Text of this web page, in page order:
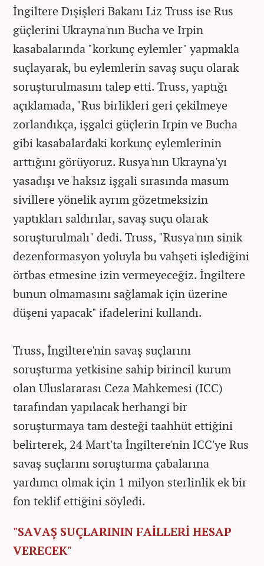
İngiltere Dışişleri Bakanı Liz Truss ise Rus
güçlerini Ukrayna'nın Bucha ve Irpin
kasabalarında "korkunç eylemler" yapmakla
suçlayarak, bu eylemlerin savaş suçu olarak
soruşturulmasını talep etti. Truss, yaptığı
açıklamada, "Rus birlikleri geri çekilmeye
zorlandıkça, işgalci güçlerin Irpin ve Bucha
gibi kasabalardaki korkunç eylemlerinin
arttığını görüyoruz. Rusya'nın Ukrayna'yı
yasadışı ve haksız işgali sırasında masum
sivillere yönelik ayrım gözetmeksizin
yaptıkları saldırılar, savaş suçu olarak
soruşturulmalı" dedi. Truss, "Rusya'nın sinik
dezenformasyon yoluyla bu vahşeti işlediğini
örtbas etmesine izin vermeyeceğiz. İngiltere
bunun olmamasını sağlamak için üzerine
düşeni yapacak" ifadelerini kullandı.
Truss, İngiltere'nin savaş suçlarını
soruşturma yetkisine sahip birincil kurum
olan Uluslararası Ceza Mahkemesi (ICC)
tarafından yapılacak herhangi bir
soruşturmaya tam desteği taahhüt ettiğini
belirterek, 24 Mart'ta İngiltere'nin ICC'ye Rus
savaş suçlarını soruşturma çabalarına
yardımcı olmak için 1 milyon sterlinlik ek bir
fon teklif ettiğini söyledi.
"SAVAŞ SUÇLARININ FAİLLERİ HESAP
VERECEK"